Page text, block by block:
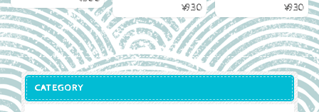
¥930 ¥930
CATEGORY